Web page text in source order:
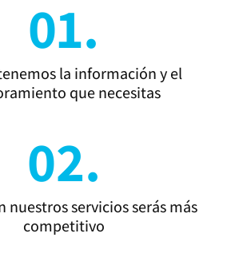
01.
la información y el
que necesitas
02.
nuestros servicios serás más
competitivo